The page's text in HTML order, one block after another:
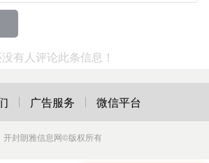
有人评论此条信息！
广告服务 微信平台
开封朗雅信息网©版权所有